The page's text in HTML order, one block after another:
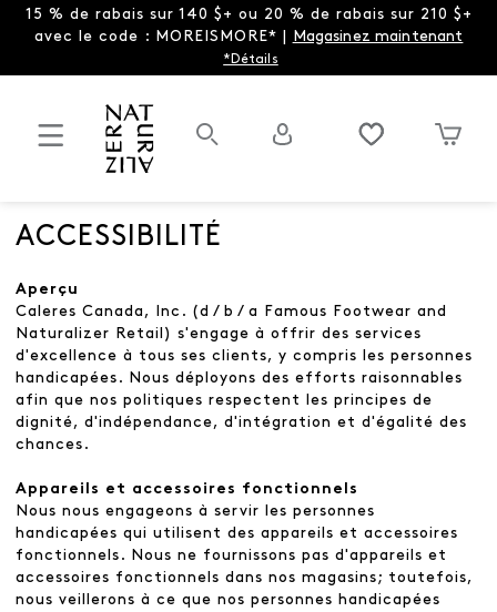
15 % de rabais sur 140 $+ ou 20 % de rabais sur 210 $+
avec le code : MOREISMORE* | Magasinez maintenant
*Détails
ACCESSIBILITÉ
Aperçu
Caleres Canada, Inc. (d / b / a Famous Footwear and
Naturalizer Retail) s'engage à offrir des services
d'excellence à tous ses clients, y compris les personnes
handicapées. Nous déployons des efforts raisonnables
afin que nos politiques respectent les principes de
dignité, d'indépendance, d'intégration et d'égalité des
chances.
Appareils et accessoires fonctionnels
Nous nous engageons à servir les personnes
handicapées qui utilisent des appareils et accessoires
fonctionnels. Nous ne fournissons pas d'appareils et
accessoires fonctionnels dans nos magasins; toutefois,
nous veillerons à ce que nos personnes handicapées